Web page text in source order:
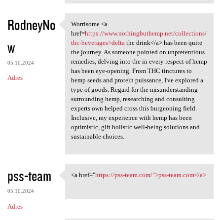
RodneyNo
w
05.10.2024
Adres
Worrisome <a href=https:/
Worrisome <a
href=https://www.nothingbuthemp.net/collections/
thc-beverages>delta thc drink</a> has been quite
the journey. As someone pointed on unpretentious
remedies, delving into the in every respect of hemp
has been eye-opening. From THC tinctures to
hemp seeds and protein puissance, I've explored a
type of goods. Regard for the misunderstanding
surrounding hemp, researching and consulting
experts own helped cross this burgeoning field.
Inclusive, my experience with hemp has been
optimistic, gift holistic well-being solutions and
sustainable choices.
pss-team
05.10.2024
Adres
<a href="https://pss-team.com
<a href="https://pss-team.com/">pss-team.com</a>